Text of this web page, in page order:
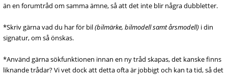
än en forumtråd om samma ämne, så att det inte blir några dubbletter.
*Skriv gärna vad du har för bil(bilmärke, bilmodell samt årsmodell) i din
signatur, om så önskas.
*Använd gärna sökfunktionen innan en ny tråd skapas, det kanske finns
liknande trådar? Vi vet dock att detta ofta är jobbigt och kan ta tid, så det